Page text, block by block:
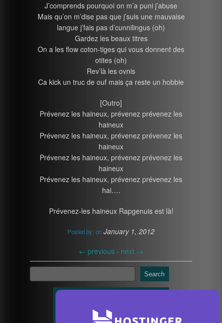
J’comprends pourquoi on m’a puni j’abuse
Mais qu’on m’dise pas que j’suis une mauvaise
langue j’fais pas d’cunnilingus (oh)
Gardez les beaux titres
On a les flow coton-tiges qui vous donnent des
otites (oh)
Rev’là les ovnis
Ca kick un truc de ouf mais ça reste un hobbie
[Outro]
Prévenez les haineux, prévenez prévenez les
haineux
Prévenez les haineux, prévenez prévenez les
haineux
Prévenez les haineux, prévenez prévenez les
haineux
Prévenez les haineux, prévenez prévenez les
hai….
Prévenez-les haineux Rapgenuis est là!
Posted by: on January 1, 2012
← previous - next →
Search